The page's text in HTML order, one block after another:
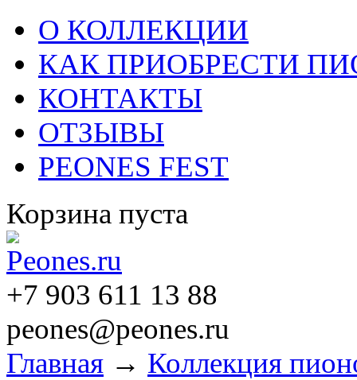
О КОЛЛЕКЦИИ
КАК ПРИОБРЕСТИ
КОНТАКТЫ
ОТЗЫВЫ
PEONES FEST
Корзина пуста
+7 903 611 13 88
peones@peones.ru
Главная → Коллекция